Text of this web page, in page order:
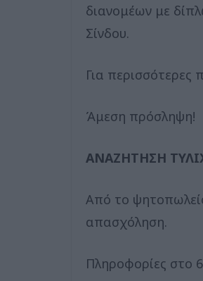
διανομέων με
Σίνδου.
Για περισσότερες
Άμεση πρόσληψη!
ANAZHTHΣΗ
Από το
απασχόληση.
Πληροφορίες στο